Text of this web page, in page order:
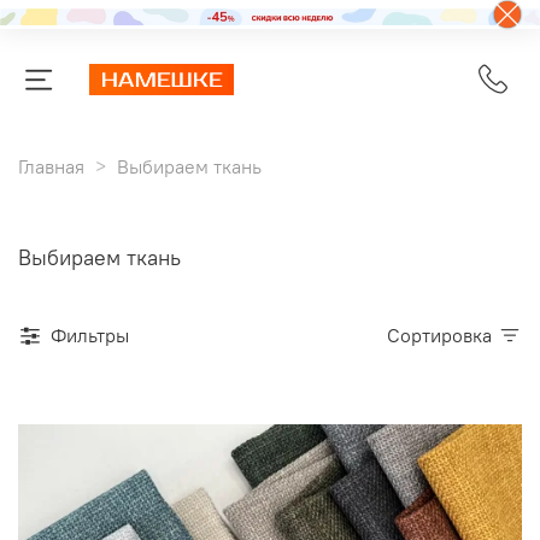
Главная Выбираем ткань
Выбираем ткань
Фильтры Сортировка